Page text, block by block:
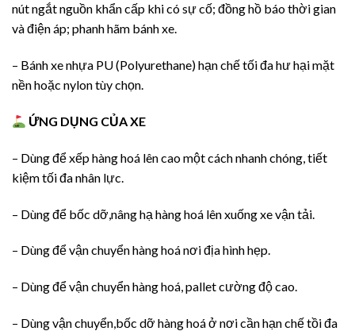
nút ngắt nguồn khẩn cấp khi có sự cố; đồng hồ báo thời gian
và điện áp; phanh hãm bánh xe.
– Bánh xe nhựa PU (Polyurethane) hạn chế tối đa hư hại mặt
nền hoặc nylon tùy chọn.
ỨNG DỤNG CỦA XE
– Dùng để xếp hàng hoá lên cao một cách nhanh chóng, tiết
kiệm tối đa nhân lực.
– Dùng để bốc dỡ,nâng hạ hàng hoá lên xuống xe vận tải.
– Dùng để vận chuyển hàng hoá nơi địa hình hẹp.
– Dùng để vận chuyển hàng hoá, pallet cường độ cao.
– Dùng vận chuyển,bốc dỡ hàng hoá ở nơi cần hạn chế tồi đa